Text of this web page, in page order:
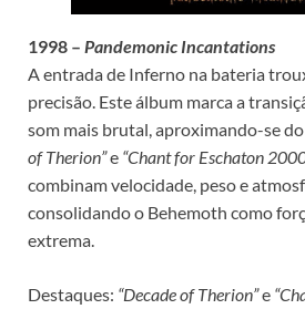
1998 – Pandemonic Incantations
A entrada de Inferno na bateria
precisão. Este álbum marca a
som mais brutal, aproximando-se
of Therion”e “Chant for Eschaton
combinam velocidade, peso e
consolidando o Behemoth como
extrema.
Destaques: “Decade of Therion”e